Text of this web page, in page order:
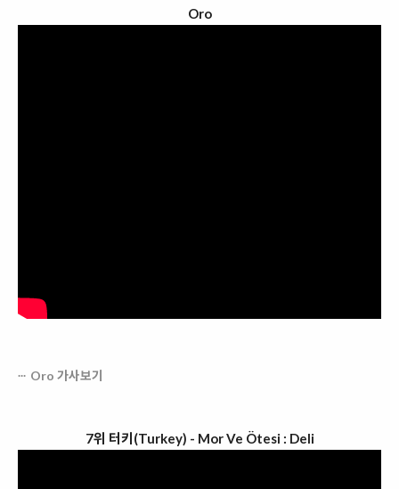
Oro
Oro 가사보기
7위 터키(Turkey) - Mor Ve Ötesi : Deli